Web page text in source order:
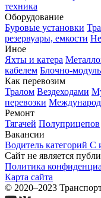
техника
Оборудование
Буровые установки
резервуары, емкости
Иное
Яхты и катера
кабелем Блочно-
Как перевозим
Тралом Вездеходами
перевозки
Ремонт
Тягачей Полуприцепов
Вакансии
Водитель категорий С
Сайт не является
Политика
Карта сайта
© 2020–2023